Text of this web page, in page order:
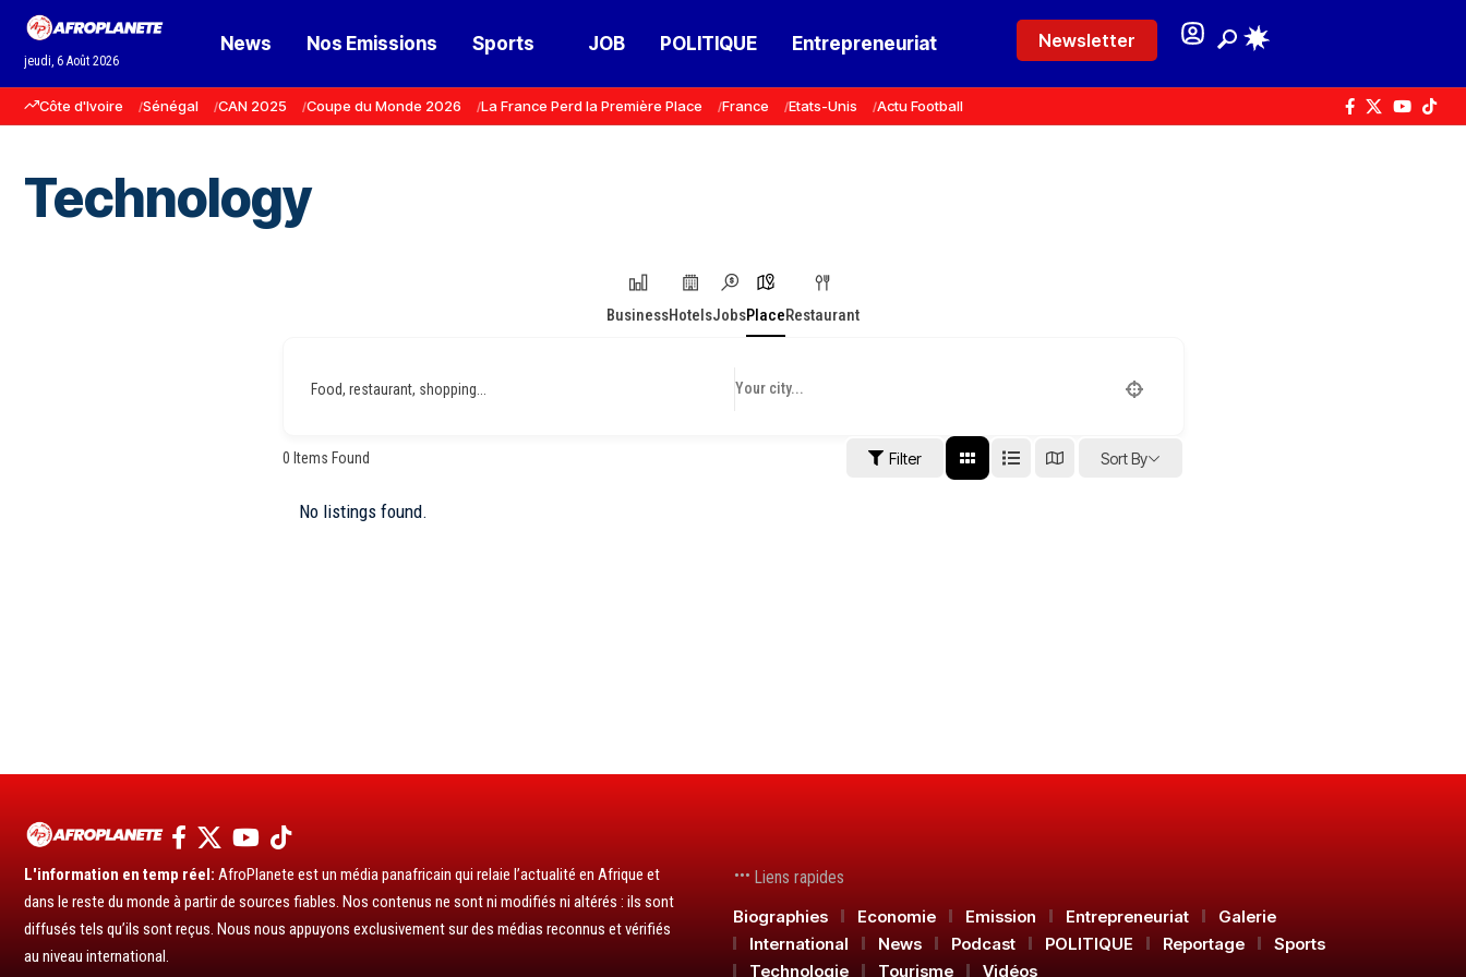
jeudi, 6 Août 2026
News Nos Emissions Sports JOB POLITIQUE Entrepreneuriat Newsletter
Côte d'Ivoire Sénégal CAN 2025 Coupe du Monde 2026 La France Perd la Première Place France Etats-Unis Actu Football
Technology
BusinessHotelsJobsPlaceRestaurant
Food, restaurant, shopping...
0 Items Found Filter Sort By
No listings found.
L'information en temp réel: AfroPlanete est un média panafricain qui relaie l’actualité en Afrique et
dans le reste du monde à partir de sources fiables. Nos contenus ne sont ni modifiés ni altérés : ils sont
diffusés tels qu’ils sont reçus. Nous nous appuyons exclusivement sur des médias reconnus et vérifiés
au niveau international.
Liens rapides
Biographies
Economie Emission Entrepreneuriat
Galerie
International
News Podcast POLITIQUE Reportage
Sports
Technologie
Tourisme Vidéos